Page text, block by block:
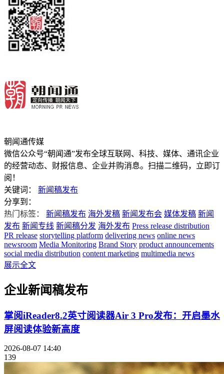
朝闻通传媒
微信公众号“朝闻通”发布全球互联网、科技、媒体、通讯企业
的经营动态、财报信息、企业并购消息。扫描二维码，立即订
阅！
关键词：
新闻稿发布
分享到：
热门标签：
新闻稿发布 海外发稿 新闻发布会 媒体发稿 新闻
发布 新闻专线 新闻稿分发 海外发布 Press release distribution
PR release storytelling platform delivering news online news
newsroom Media Monitoring Brand Story product announcements
social media distribution content marketing multimedia news
展示全文
企业新闻稿发布
掌阅iReader8.2英寸阅读器Air 3 Pro发布：开启墨水
屏阅读体验新高度
2026-08-07 14:40
139